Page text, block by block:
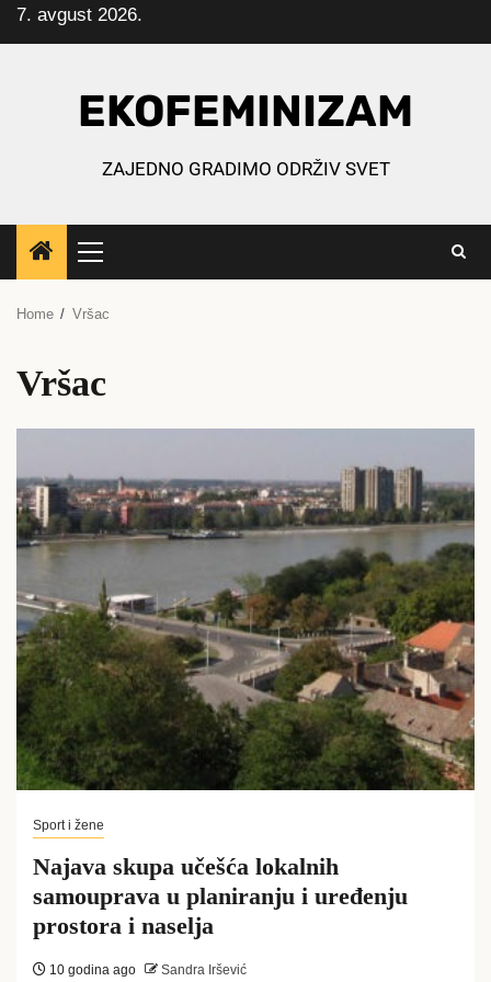
Skip
to
7. avgust 2026.
EKOFEMINIZAM
ZAJEDNO GRADIMO ODRŽIV SVET
Primary
Menu
Home Vršac
Vršac
Sport i žene
Najava skupa učešća lokalnih
samouprava u planiranju i uređenju
prostora i naselja
10 godina ago Sandra Iršević